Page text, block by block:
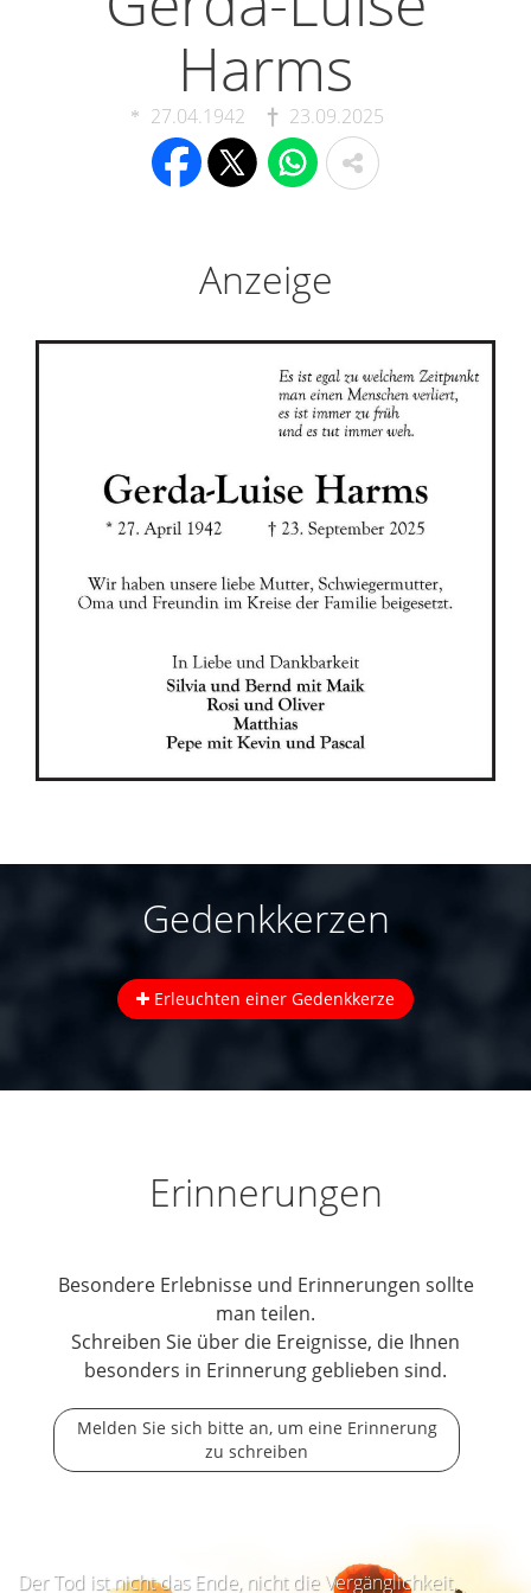
Harms
27.04.1942 23.09.2025
Anzeige
Gedenkkerzen
Erleuchten einer Gedenkkerze
Erinnerungen
Besondere Erlebnisse und Erinnerungen sollte
man teilen.
Schreiben Sie über die Ereignisse, die Ihnen
besonders in Erinnerung geblieben sind.
Melden Sie sich bitte an, um eine Erinnerung
zu schreiben
Der Tod ist nicht das Ende, nicht die Vergänglichkeit,